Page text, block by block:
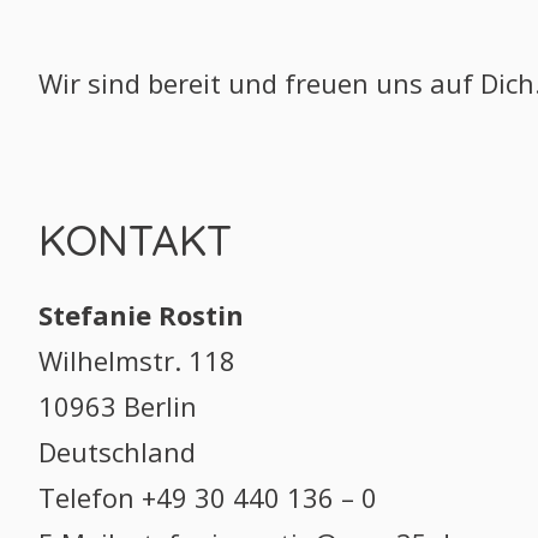
Wir sind bereit und freuen uns auf
KONTAKT
Stefanie Rostin
Wilhelmstr. 118
10963 Berlin
Deutschland
Telefon +49 30 440 136 – 0